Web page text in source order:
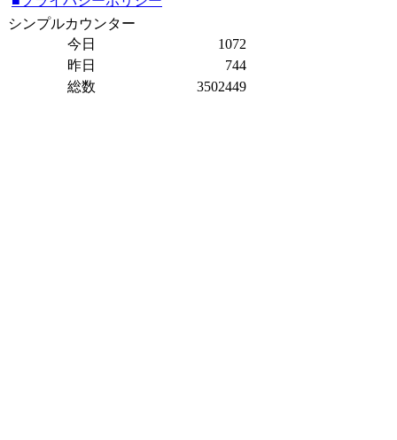
シンプルカウンター
今日
1072
昨日
744
総数
3502449